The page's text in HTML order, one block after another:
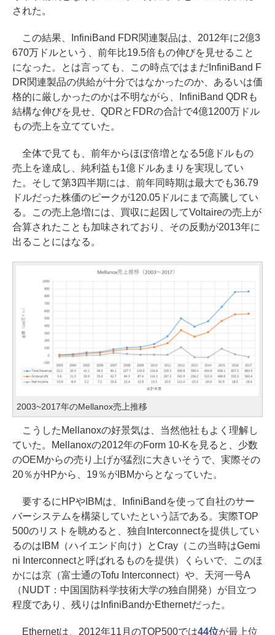
された。
この結果、InfiniBand FDR関連製品は、2012年に2億3
670万ドルという、前年比19.5倍もの伸びを見せること
になった。とは言っても、この時点ではまだInfiniBand F
DR関連製品の供給が十分ではなかったのか、あるいは価
格的に厳しかったのかは不明ながら、InfiniBand QDRも
結構な伸びを見せ、QDRとFDRの合計で4億1200万ドル
もの売上を立てていた。
全体で見ても、前年からほぼ倍増となる5億ドルもの
売上を達成し、純利益も1億ドルあまりを実現してい
た。そして第3四半期には、前年同時期は最大でも36.79
ドルだった株価のピークが120.05ドルにまで高騰してい
る。この売上急増には、買収に起因してVoltaireの売上が
合算されたことも加味されており、その反動が2013年に
出ることにはなる。
2003~2017年のMellanox売上推移
こうしたMellanoxの好景気は、当然他社もよく理解し
ていた。Mellanoxの2012年のForm 10-Kを見ると、少数
のOEMからの売り上げが猛烈に大きいそうで、実際その
20％がHPから、19％がIBMからとなっていた。
要するにHPやIBMは、InfiniBandを使って自社のサー
バーシステムを構築していたという話である。実際TOP
500のリストを眺めると、独自Interconnectを提供してい
るのはIBM（ハイエンド向け）とCray（この当時はGemi
ni Interconnectと呼ばれるものを提供）くらいで、このほ
かには京（富士通のTofu Interconnect）や、天河一号A
（NUDT：中国国防科学技術大学の独自開発）が目立つ
程度であり、残りはInfiniBandかEthernetだった。
Ethernetは、2012年11月のTOP500では44位が最上位